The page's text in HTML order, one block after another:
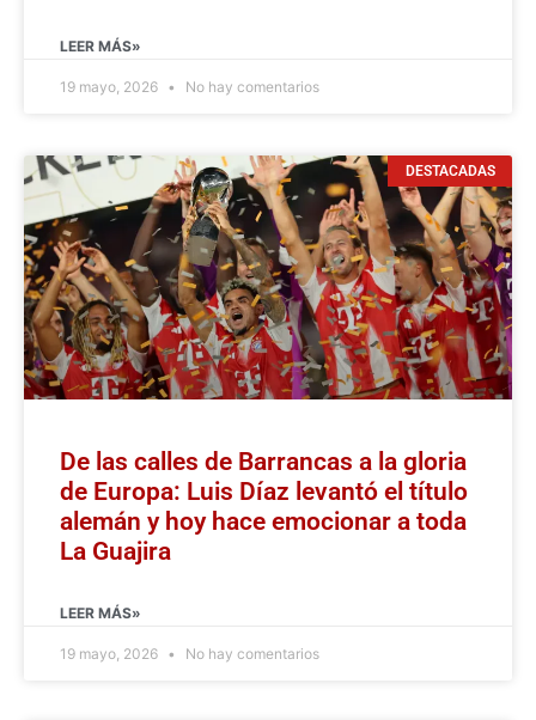
LEER MÁS»
19 mayo, 2026 No hay comentarios
DESTACADAS
De las calles de Barrancas a la gloria
de Europa: Luis Díaz levantó el título
alemán y hoy hace emocionar a toda
La Guajira
LEER MÁS»
19 mayo, 2026 No hay comentarios